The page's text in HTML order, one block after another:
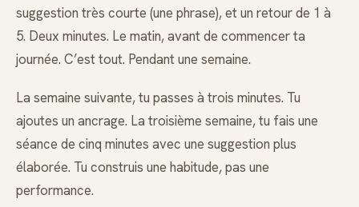
suggestion très courte (une phrase), et un retour de 1 à
5. Deux minutes. Le matin, avant de commencer ta
journée. C’est tout. Pendant une semaine.
La semaine suivante, tu passes à trois minutes. Tu
ajoutes un ancrage. La troisième semaine, tu fais une
séance de cinq minutes avec une suggestion plus
élaborée. Tu construis une habitude, pas une
performance.